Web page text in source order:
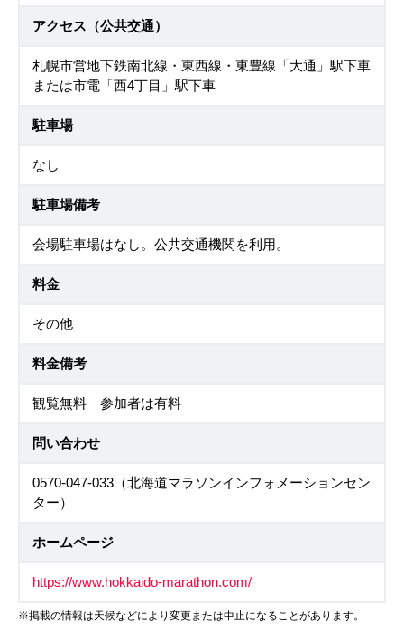
アクセス（公共交通）
札幌市営地下鉄南北線・東西線・東豊線「大通」駅下車
または市電「西4丁目」駅下車
駐車場
なし
駐車場備考
会場駐車場はなし。公共交通機関を利用。
料金
その他
料金備考
観覧無料 参加者は有料
問い合わせ
0570-047-033（北海道マラソンインフォメーションセン
ター）
ホームページ
https://www.hokkaido-marathon.com/
※掲載の情報は天候などにより変更または中止になることがあります。